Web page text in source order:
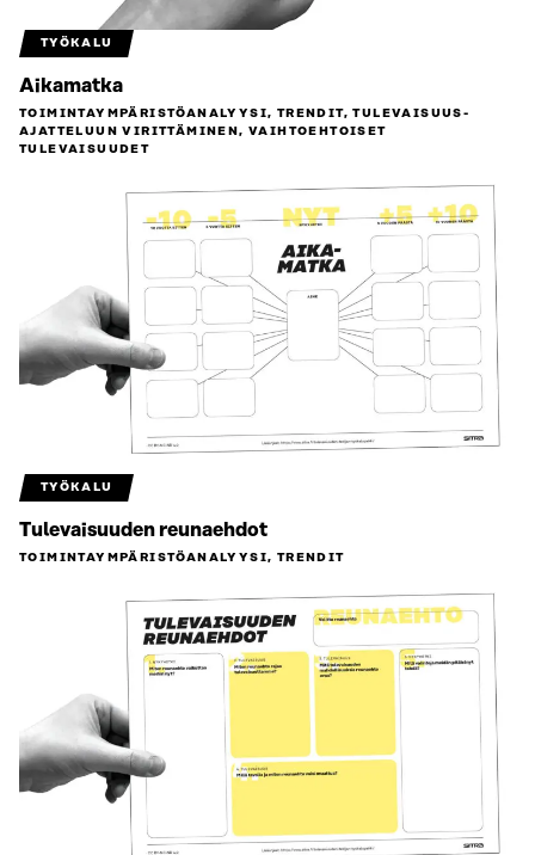
TYÖKALU
Aikamatka
TOIMINTAYMPÄRISTÖ­ANALYYSI, TRENDIT, TULEVAISUUS­
AJATTELUUN VIRITTÄMINEN, VAIHTOEHTOISET
TULEVAISUUDET
TYÖKALU
Tulevaisuuden reunaehdot
TOIMINTAYMPÄRISTÖ­ANALYYSI, TRENDIT